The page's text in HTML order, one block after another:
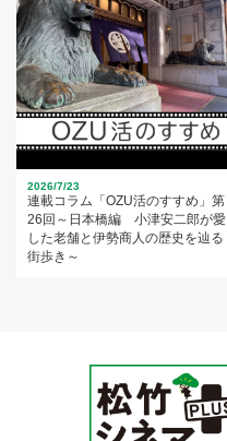
2026/7/23
連載コラム「OZU活のすすめ」第
26回～日本橋編 小津安二郎が愛
した老舗と伊勢商人の歴史を辿る
街歩き～